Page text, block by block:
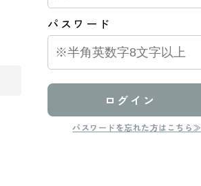
パスワード
ログイン
パスワードを忘れた方はこちら≫